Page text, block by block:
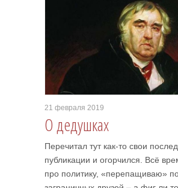
21 февраля 2019
О дедушках
Перечитал тут как-то свои
публикации и огорчился. Всё
про политику, «перепащиваю»